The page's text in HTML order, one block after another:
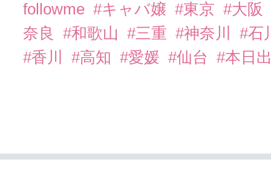
followme #キャバ嬢 #東京 #大阪
奈良
#和歌山 #三重 #神奈川
#石
#香川
#高知 #愛媛 #仙台 #本日